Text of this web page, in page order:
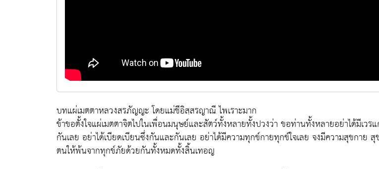
บทแผ่เมตตาหลวงสรภัญญะ โดยแม่ชีอิสฺสรญาณี ไพเราะมาก
ข้าขอตั้งใจแผ่เมตตาจิตไปในเพื่อนมนุษย์และสัตว์ทั้งหลายทั้งปวงว่า ขอท่านทั้งหลายอย่าได้มีเวร
กันเลย อย่าได้เบียดเบียนซึ่งกันและกันเลย อย่าได้มีความทุกข์กายทุกข์ใจเลย จงมีความสุขกาย สุ
ตนให้พ้นจากทุกข์ภัยด้วยกันทั้งหมดทั้งสิ้นเทอญ